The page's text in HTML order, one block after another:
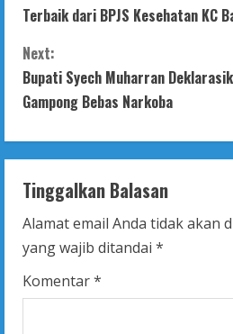
o
n
t
n
u
e
R
e
Terbaik dari BPJS Kesehatan KC
Next:
Bupati Syech Muharran
Gampong Bebas Narkoba
Tinggalkan Balasan
Alamat email Anda tidak akan
yang wajib ditandai *
Komentar*